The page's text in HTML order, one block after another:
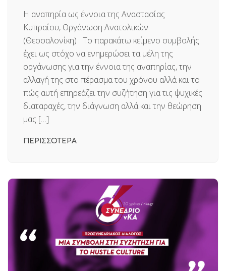
Η αναπηρία ως έννοια της Αναστασίας
Κυπραίου, Οργάνωση Ανατολικών
(Θεσσαλονίκη) Το παρακάτω κείμενο συμβολής
έχει ως στόχο να ενημερώσει τα μέλη της
οργάνωσης για την έννοια της αναπηρίας, την
αλλαγή της στο πέρασμα του χρόνου αλλά και το
πώς αυτή επηρεάζει την συζήτηση για τις ψυχικές
διαταραχές, την διάγνωση αλλά και την θεώρηση
μας […]
ΠΕΡΙΣΣΟΤΕΡΑ